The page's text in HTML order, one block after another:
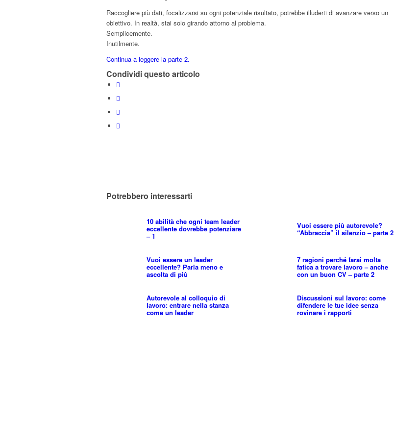
Raccogliere più dati, focalizzarsi su ogni potenziale risultato, potrebbe illuderti di avanzare verso un
obiettivo. In realtà, stai solo girando attorno al problema.
Semplicemente.
Inutilmente.
Continua a leggere la parte 2.
Condividi questo articolo
Potrebbero interessarti
10 abilità che ogni team leader
eccellente dovrebbe potenziare
– 1
Vuoi essere più autorevole?
“Abbraccia” il silenzio – parte 2
Vuoi essere un leader
eccellente? Parla meno e
ascolta di più
7 ragioni perché farai molta
fatica a trovare lavoro – anche
con un buon CV – parte 2
Autorevole al colloquio di
lavoro: entrare nella stanza
come un leader
Discussioni sul lavoro: come
difendere le tue idee senza
rovinare i rapporti